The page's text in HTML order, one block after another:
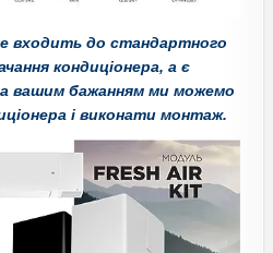
входить до стандартного
кондиціонера, а є
вашим бажанням ми можемо
і виконати монтаж.